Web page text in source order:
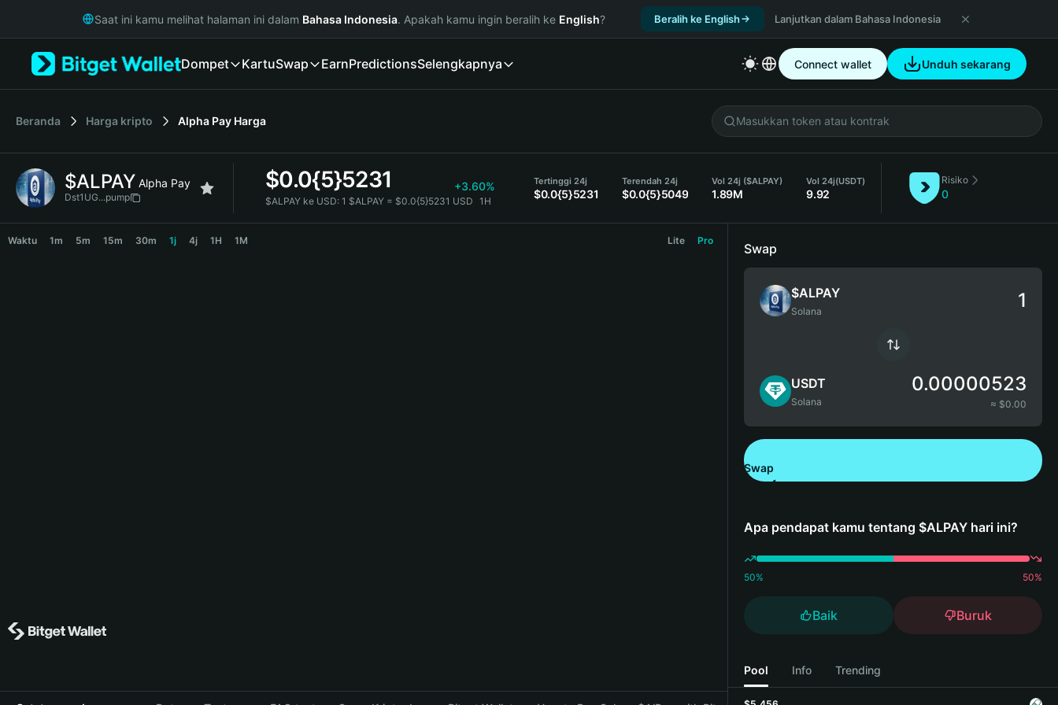
Русский
Italiano
简体中文
繁體中文
Bahasa Indonesia
Saat ini kamu melihat halaman ini dalam Bahasa Indonesia. Apakah kamu ingin beralih ke English? Beralih ke English Lanjutkan dalam Bahasa Indonesia
Dompet KartuSwap EarnPredictionsSelengkapnya Connect wallet Unduh sekarang
Beranda Harga kripto Alpha Pay Harga
$ALPAY Alpha Pay
Dst1UG...pump
$0.0{5}5231 +3.60%
$ALPAY ke USD: 1 $ALPAY = $0.0{5}5231 USD 1H
Tertinggi 24j
$0.0{5}5231
Terendah 24j
$0.0{5}5049
Vol 24j ($ALPAY)
1.89M
Vol 24j(USDT)
9.92
Risiko
0
Waktu 1m 5m 15m 30m 1j 4j 1H 1M Lite Pro
Swap
$ALPAY
Solana
USDT
Solana
0.00000523
≈ $0.00
Swap
Apa pendapat kamu tentang $ALPAY hari ini?
50% 50%
Baik Buruk
Pool Info Trending